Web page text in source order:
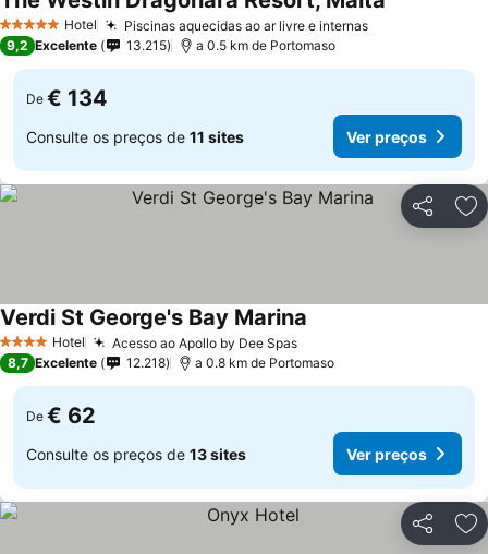
5 Estrelas Hotel Piscinas aquecidas ao ar livre e internasVer preços
9,2 Excelente 13.215 a 0.5 km de Portomaso
De € 134
Consulte os preços de 11 sites Ver preços
Partilhar
4 EstrelasHotel Acesso ao Apollo by Dee SpasVer preços
Verdi St George's Bay Marina
8,7 Excelente 12.218 a 0.8 km de Portomaso
De € 62
Consulte os preços de 13 sites Ver preços
Partilhar